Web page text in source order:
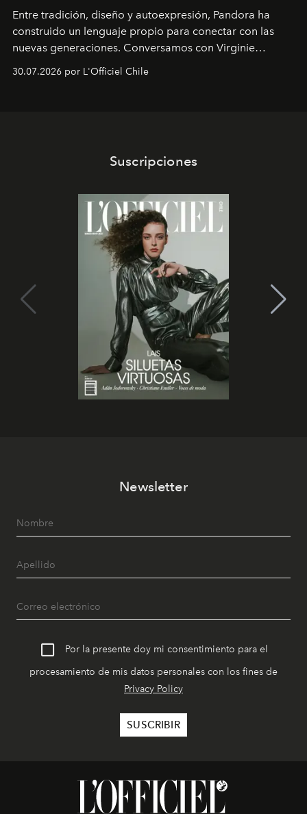
Entre tradición, diseño y autoexpresión, Pandora ha
construido un lenguaje propio para conectar con las
nuevas generaciones. Conversamos con Virginie
Dubray, la responsable de marketing para
Latinoamérica, sobre identidad, cultura y el valor
30.07.2026 por L'Officiel Chile
Suscripciones
Newsletter
Por la presente doy mi consentimiento para el
procesamiento de mis datos personales con los fines de
Privacy Policy